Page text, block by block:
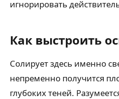
игнорировать
Как выстроить
Солирует здесь именно
непременно получится
глубоких теней.